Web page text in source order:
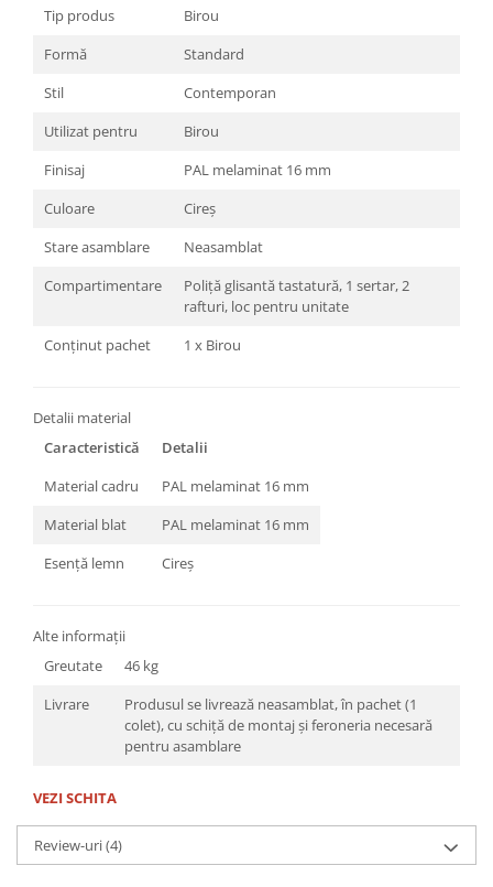
Tip produs
Birou
Formă
Standard
Stil
Contemporan
Utilizat pentru
Birou
Finisaj
PAL melaminat 16 mm
Culoare
Cireș
Stare asamblare
Neasamblat
Compartimentare
Poliță glisantă tastatură, 1 sertar, 2
rafturi, loc pentru unitate
Conținut pachet
1 x Birou
Detalii material
Caracteristică
Detalii
Material cadru
PAL melaminat 16 mm
Material blat
PAL melaminat 16 mm
Esență lemn
Cireș
Alte informații
Greutate
46 kg
Livrare
Produsul se livrează neasamblat, în pachet (1
colet), cu schiță de montaj și feroneria necesară
pentru asamblare
VEZI SCHITA
Review-uri(4)